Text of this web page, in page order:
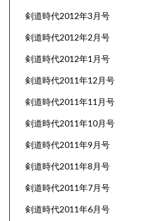
剣道時代2012年3月号
剣道時代2012年2月号
剣道時代2012年1月号
剣道時代2011年12月号
剣道時代2011年11月号
剣道時代2011年10月号
剣道時代2011年9月号
剣道時代2011年8月号
剣道時代2011年7月号
剣道時代2011年6月号